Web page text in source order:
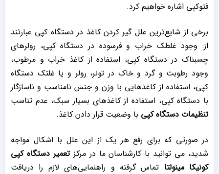
فتوکپی اشاره خواهیم کرد.
برخی از شایع‌ترین علل گیر کردن کاغذ در دستگاه کپی عبارتند
از: وجود غلطک خراب و فرسوده در دستگاه کپی، رولرهای
چسبناک در دستگاه کپی، استفاده از کاغذ خراب و مرطوب،
وجود رطوبت و گرد و خاک در تونر، رولر و یا غلتک دستگاه
کپی، استفاده از کاغذهایی با وزن و جنس نامناسب و ناسازگار
با دستگاه کپی، استفاده از کاغذهای بسیار سبک، عدم تناسب
تنظیمات دستگاه کپی با وضعیت قرار دادن کاغذ.
در صورتی که برای رفع هر یک از این علل با اشکال مواجه
شدید، می‌ توانید با کارشناسان ما در مرکز تعمیر دستگاه کپی
کونیکا مینولتا تماس گرفته و راهنمایی‌های لازم را دریافت